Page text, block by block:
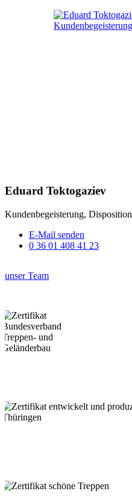
Eduard Toktogaziev
Kundenbegeisterung, Disposition
E-Mail senden
0 36 01 408 41 23
unser Team